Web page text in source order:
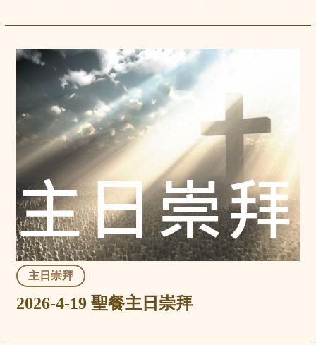
主日崇拜
2026-4-19 聖餐主日崇拜